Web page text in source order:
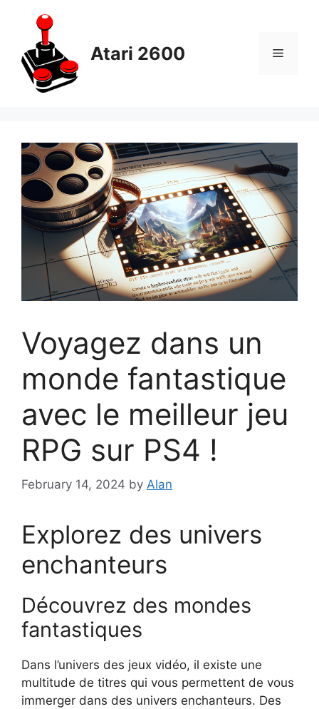
content
Atari 2600 Menu
Voyagez dans un
monde fantastique
avec le meilleur jeu
RPG sur PS4 !
February 14, 2024 by Alan
Explorez des univers
enchanteurs
Découvrez des mondes
fantastiques
Dans l’univers des jeux vidéo, il existe une
multitude de titres qui vous permettent de vous
immerger dans des univers enchanteurs. Des